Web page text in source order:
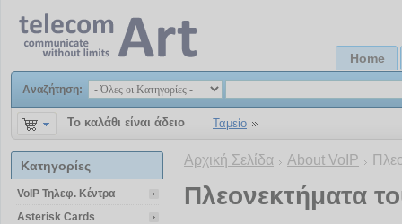
Home
Αναζήτηση:
Το καλάθι είναι άδειο Ταμείο
Αρχική Σελίδα About VoIP
Πλεονεκτήματα
Κατηγορίες
VoIP Τηλεφ. Κέντρα
Asterisk Cards